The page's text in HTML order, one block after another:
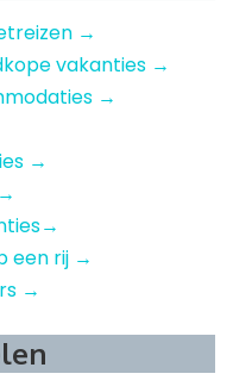
→
vakanties →
→
→
een rij →
→